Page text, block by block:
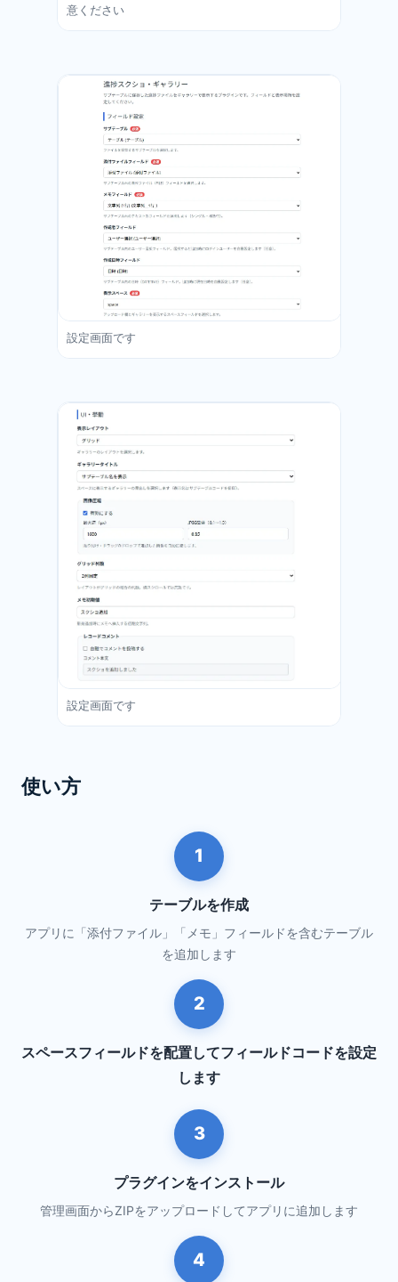
意ください
設定画面です
設定画面です
使い方
1
テーブルを作成
アプリに「添付ファイル」「メモ」フィールドを含むテーブル
を追加します
2
スペースフィールドを配置してフィールドコードを設定
します
3
プラグインをインストール
管理画面からZIPをアップロードしてアプリに追加します
4